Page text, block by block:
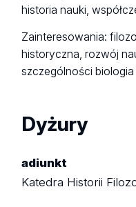
historia nauki,
Zainteresowania:
historyczna, rozwój
szczególności
Dyżury
adiunkt
Katedra Historii